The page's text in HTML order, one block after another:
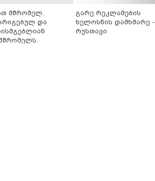
მშრომელ.
და
გარე რეკლამების
ხელოსნის დამხმარე -
რუსთავი